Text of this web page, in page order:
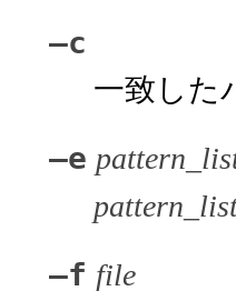
–c
一致した
–e
–f file